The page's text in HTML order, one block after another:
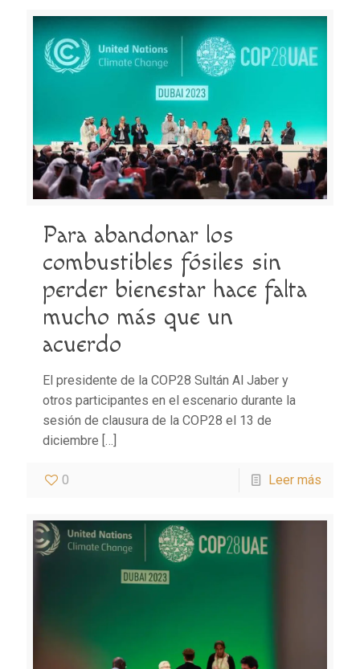
Para abandonar los
combustibles fósiles sin
perder bienestar hace falta
mucho más que un
acuerdo
El presidente de la COP28 Sultán Al Jaber y
otros participantes en el escenario durante la
sesión de clausura de la COP28 el 13 de
diciembre […]
0 Leer más